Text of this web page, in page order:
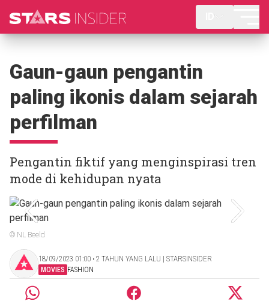
Gaun-gaun pengantin
paling ikonis dalam sejarah
perfilman
Pengantin fiktif yang menginspirasi tren
mode di kehidupan nyata
© NL Beeld
18/09/2023 01:00 ‧ 2 TAHUN YANG LALU | STARSINSIDER
MOVIES FASHION